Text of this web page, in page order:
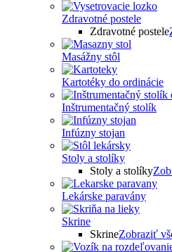
Zdravotné postele
Zdravotné postele
Masážny stôl
Kartotéky do ordinácie
Inštrumentačný stolík
Infúzny stojan
Stoly a stolíky
Stoly a stolíky
Lekárske paravány
Skrine
SkrineZobraziť